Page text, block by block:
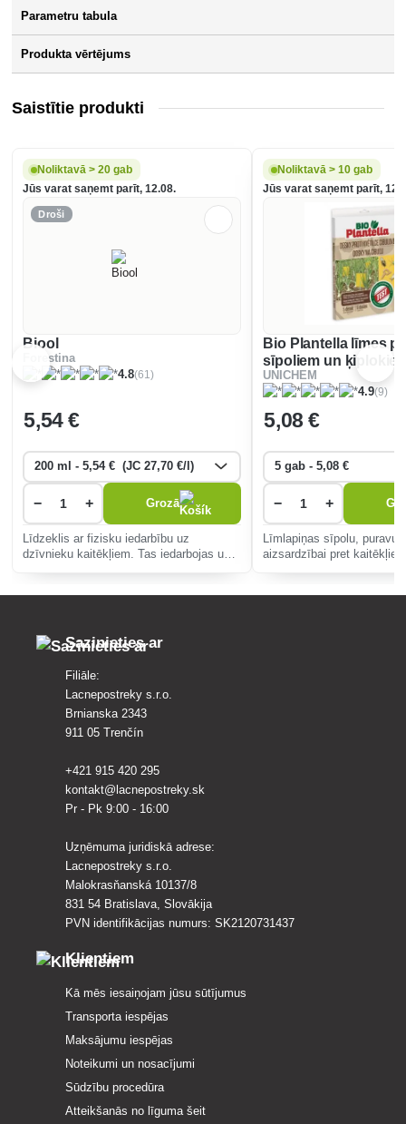
Parametru tabula
Produkta vērtējums
Saistītie produkti
Noliktavā > 20 gab
Jūs varat saņemt parīt, 12.08.
Droši
Biool
Forestina
4.8(61)
5,54 €
− + Grozā
Līdzeklis ar fizisku iedarbību uz
dzīvnieku kaitēkļiem. Tas iedarbojas uz
Noliktavā > 10 gab
Jūs varat saņemt parīt,
Bio Plantella līmes
sīpoliem un
UNICHEM
4.9(9)
5,08 €
− +
Līmlapiņas sīpolu, puravu
aizsardzībai pret
Sazinieties ar
Filiāle:
Lacnepostreky s.r.o.
Brnianska 2343
911 05 Trenčín
+421 915 420 295
kontakt@lacnepostreky.sk
Pr - Pk 9:00 - 16:00
Uzņēmuma juridiskā adrese:
Lacnepostreky s.r.o.
Malokrasňanská 10137/8
831 54 Bratislava, Slovākija
PVN identifikācijas numurs: SK2120731437
Klientiem
Kā mēs iesaiņojam jūsu sūtījumus
Transporta iespējas
Maksājumu iespējas
Noteikumi un nosacījumi
Sūdzību procedūra
Atteikšanās no līguma šeit